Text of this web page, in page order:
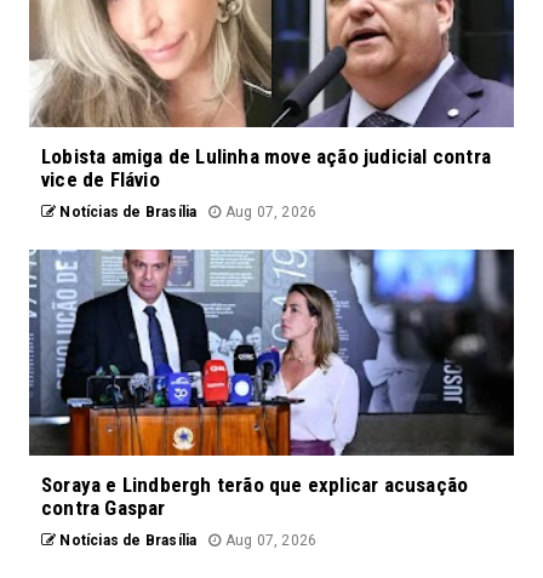
Lobista amiga de Lulinha move ação judicial contra
vice de Flávio
Notícias de Brasília Aug 07, 2026
Soraya e Lindbergh terão que explicar acusação
contra Gaspar
Notícias de Brasília Aug 07, 2026